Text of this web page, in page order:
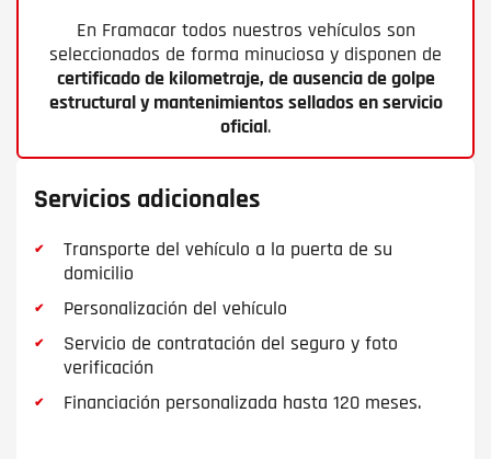
En Framacar todos nuestros vehículos son
seleccionados de forma minuciosa y disponen de
certificado de kilometraje, de ausencia de golpe
estructural y mantenimientos sellados en servicio
oficial.
Servicios adicionales
Transporte del vehículo a la puerta de su
domicilio
Personalización del vehículo
Servicio de contratación del seguro y foto
verificación
Financiación personalizada hasta 120 meses.